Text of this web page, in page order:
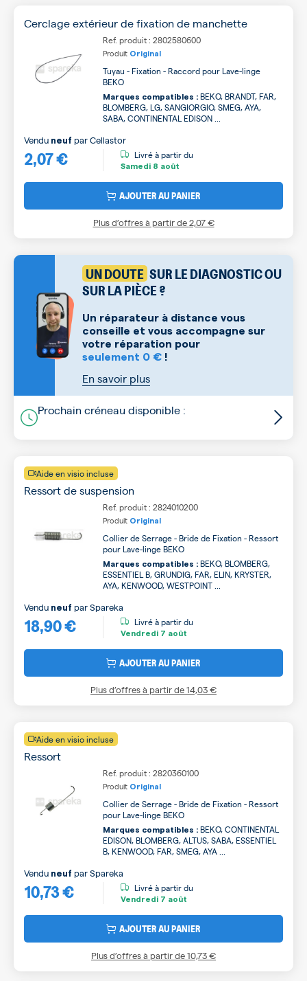
Cerclage extérieur de fixation de manchette
Ref. produit : 2802580600
Produit Original
Tuyau - Fixation - Raccord pour Lave-linge
BEKO
Marques compatibles : BEKO, BRANDT, FAR,
BLOMBERG, LG, SANGIORGIO, SMEG, AYA,
SABA, CONTINENTAL EDISON ...
2,07 €
Vendu neuf parCellastor
Livré à partir du
Samedi 8 août
AJOUTER AU PANIER
Plus d’offres à partir de2,07 €
UN DOUTE SUR LE DIAGNOSTIC OU
SUR LA PIÈCE ?
Un réparateur à distance vous
conseille et vous accompagne sur
votre réparation pour
seulement 0 € !
En savoir plus
Prochain créneau disponible :
Aide en visio incluse
Ressort de suspension
Ref. produit : 2824010200
Produit Original
Collier de Serrage - Bride de Fixation - Ressort
pour Lave-linge BEKO
Marques compatibles : BEKO, BLOMBERG,
ESSENTIEL B, GRUNDIG, FAR, ELIN, KRYSTER,
AYA, KENWOOD, WESTPOINT ...
18,90 €
Vendu neuf parSpareka
Livré à partir du
Vendredi 7 août
AJOUTER AU PANIER
Plus d’offres à partir de14,03 €
Aide en visio incluse
Ressort
Ref. produit : 2820360100
Produit Original
Collier de Serrage - Bride de Fixation - Ressort
pour Lave-linge BEKO
Marques compatibles : BEKO, CONTINENTAL
EDISON, BLOMBERG, ALTUS, SABA, ESSENTIEL
B, KENWOOD, FAR, SMEG, AYA ...
10,73 €
Vendu neuf parSpareka
Livré à partir du
Vendredi 7 août
AJOUTER AU PANIER
Plus d’offres à partir de10,73 €